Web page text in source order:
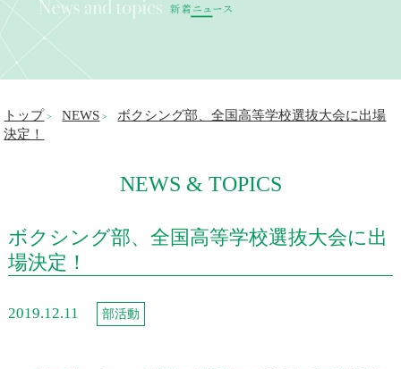
トップ > NEWS >
ボクシング部、全国高等学校選抜大会に出場
決定！
NEWS & TOPICS
ボクシング部、全国高等学校選抜大会に出
場決定！
2019.12.11 部活動